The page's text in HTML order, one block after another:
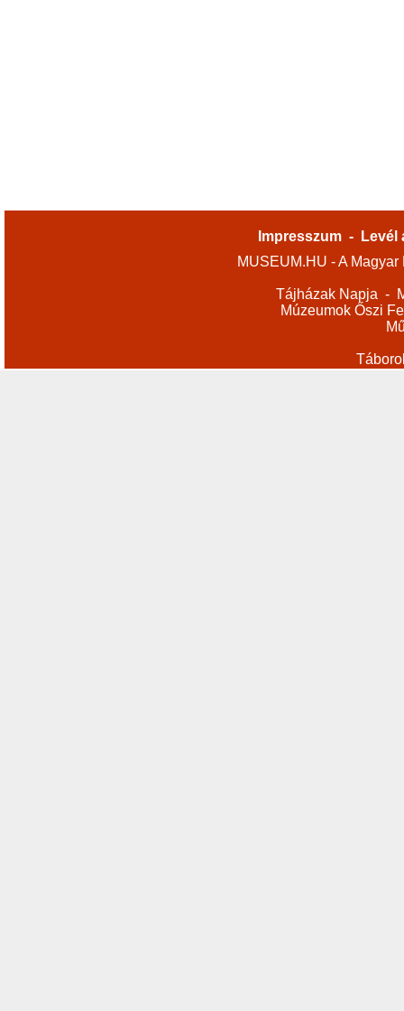
Impresszum -
Levél
MUSEUM.HU - A
Tájházak Napja -
Múzeumok Őszi